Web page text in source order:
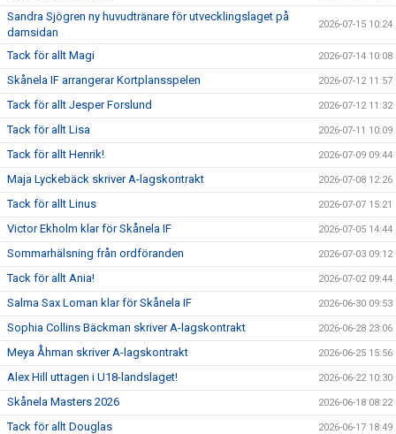
Sandra Sjögren ny huvudtränare för utvecklingslaget på
damsidan
2026-07-15 10:24
Tack för allt Magi 2026-07-14 10:08
Skånela IF arrangerar Kortplansspelen 2026-07-12 11:57
Tack för allt Jesper Forslund 2026-07-12 11:32
Tack för allt Lisa 2026-07-11 10:09
Tack för allt Henrik! 2026-07-09 09:44
Maja Lyckebäck skriver A-lagskontrakt 2026-07-08 12:26
Tack för allt Linus 2026-07-07 15:21
Victor Ekholm klar för Skånela IF 2026-07-05 14:44
Sommarhälsning från ordföranden 2026-07-03 09:12
Tack för allt Ania! 2026-07-02 09:44
Salma Sax Loman klar för Skånela IF 2026-06-30 09:53
Sophia Collins Bäckman skriver A-lagskontrakt 2026-06-28 23:06
Meya Åhman skriver A-lagskontrakt 2026-06-25 15:56
Alex Hill uttagen i U18-landslaget! 2026-06-22 10:30
Skånela Masters 2026 2026-06-18 08:22
Tack för allt Douglas 2026-06-17 18:49